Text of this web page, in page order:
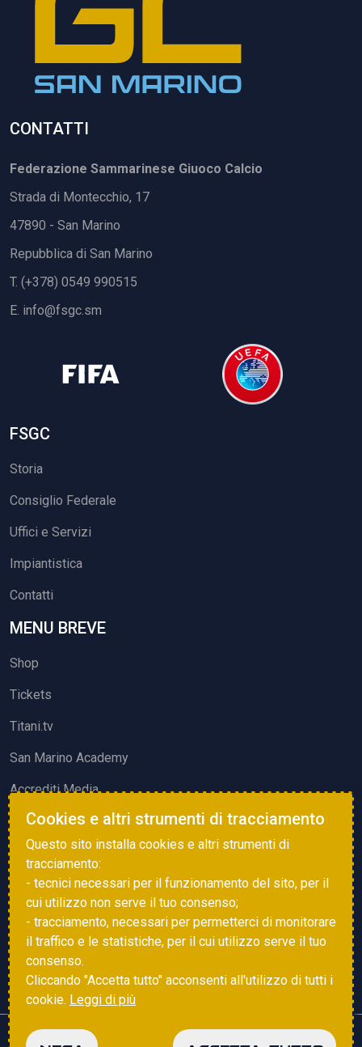
CONTATTI
Federazione Sammarinese Giuoco Calcio
Strada di Montecchio, 17
47890 - San Marino
Repubblica di San Marino
T. (+378) 0549 990515
E. info@fsgc.sm
FSGC
Storia
Consiglio Federale
Uffici e Servizi
Impiantistica
Contatti
MENU BREVE
Shop
Tickets
Titani.tv
San Marino Academy
Accrediti Media
ATTIVITÀ ED EVENTI
Squadre di Calcio
Associazione Sammarinese Arbitri
Vota gol e parata
Copyright © 2025 FSGC. Tutti i diritti riservati
Cookies e altri strumenti di tracciamento
Questo sito installa cookies e altri strumenti di
tracciamento:
- tecnici necessari per il funzionamento del sito, per il
cui utilizzo non serve il tuo consenso;
- tracciamento, necessari per permetterci di monitorare
il traffico e le statistiche, per il cui utilizzo serve il tuo
consenso.
Cliccando "Accetta tutto" acconsenti all'utilizzo di tutti i
cookie. Leggi di più
NEGA ACCETTA TUTTO